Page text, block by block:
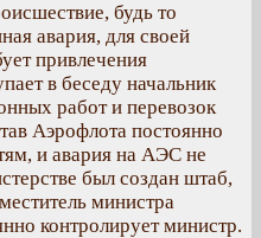
будь то
авария, для своей
привлечения
в беседу начальник
работ и перевозок
Аэрофлота постоянно
и авария на АЭС не
был создан штаб,
министра
контролирует министр.